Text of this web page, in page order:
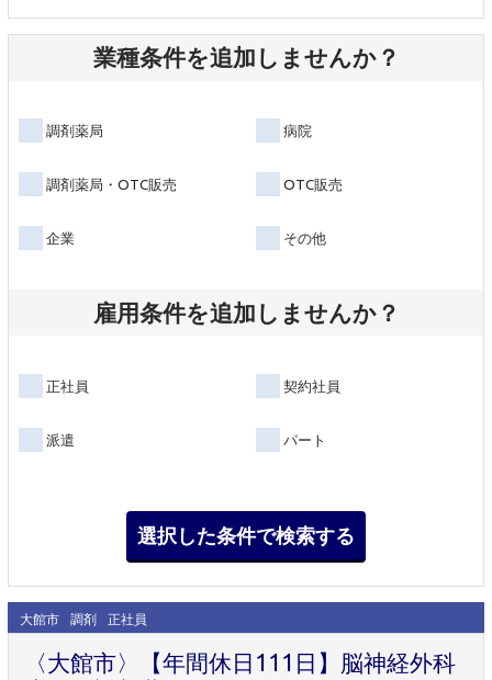
業種条件を追加しませんか？
調剤薬局 病院
調剤薬局・OTC販売 OTC販売
企業 その他
雇用条件を追加しませんか？
正社員 契約社員
派遣 パート
大館市 調剤 正社員
〈大館市〉【年間休日111日】脳神経外科